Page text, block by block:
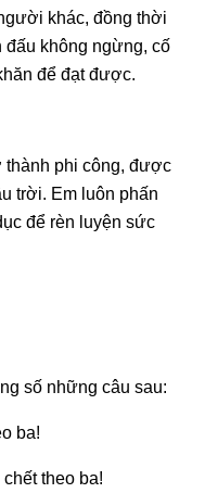
khác, đồng thời
không ngừng, cố
để đạt được.
thành phi công, được
trời. Em luôn phấn
để rèn luyện sức
số những câu sau:
ba!
theo ba!